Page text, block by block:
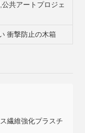
共アートプロジェ
衝撃防止の木箱
繊維強化プラスチ